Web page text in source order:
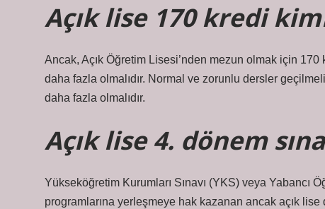
Açık lise 170 kredi
Ancak, Açık Öğretim Lisesi’nden mezun olmak için
daha fazla olmalıdır. Normal ve zorunlu dersler
daha fazla olmalıdır.
Açık lise 4. dönem
Yükseköğretim Kurumları Sınavı (YKS) veya Yabancı
programlarına yerleşmeye hak kazanan ancak açık lise